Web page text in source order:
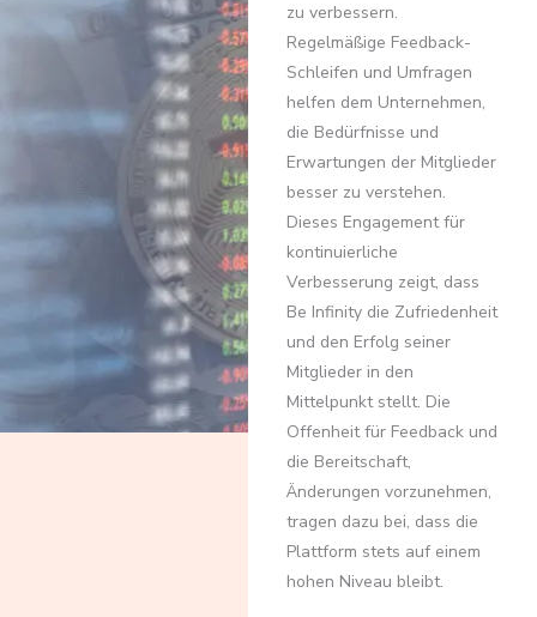
zu verbessern.
Regelmäßige Feedback-
Schleifen und Umfragen
helfen dem Unternehmen,
die Bedürfnisse und
Erwartungen der Mitglieder
besser zu verstehen.
Dieses Engagement für
kontinuierliche
Verbesserung zeigt, dass
Be Infinity die Zufriedenheit
und den Erfolg seiner
Mitglieder in den
Mittelpunkt stellt. Die
Offenheit für Feedback und
die Bereitschaft,
Änderungen vorzunehmen,
tragen dazu bei, dass die
Plattform stets auf einem
hohen Niveau bleibt.